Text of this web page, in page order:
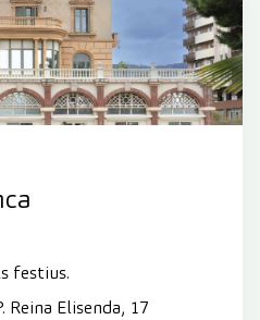
festius.
Reina Elisenda, 17